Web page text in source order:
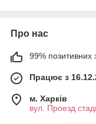
впливу температури і
від алюмінієвої).
Не вимагає зачистки
Про нас
99% позитивних
Працює з
м. Харків
вул. Проезд